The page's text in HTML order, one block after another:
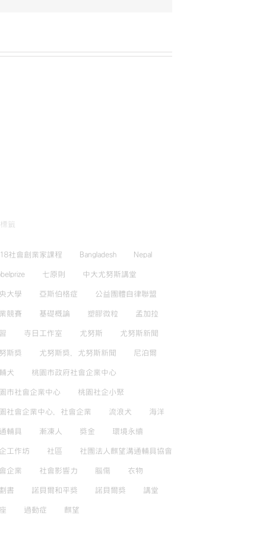
籤
社會創業家課程 Bangladesh Nepal
七原則 中大尤努斯講堂
大學 亞斯伯格症 公益團體自律聯盟
競賽 基礎概論 塑膠微粒 孟加拉
寺日工作室 尤努斯 尤努斯新聞
斯獎 尤努斯獎，尤努斯新聞 尼泊爾
犬 桃園市政府社會企業中心
市社會企業中心 桃園社企小聚
社會企業中心，社會企業 流浪犬 海洋
輔具 漸凍人 獎金 環境永續
工作坊 社區 社團法人麒望溝通輔具協會
企業 社會影響力 腦傷 衣物
書 諾貝爾和平獎 諾貝爾獎 講堂
過動症 麒望